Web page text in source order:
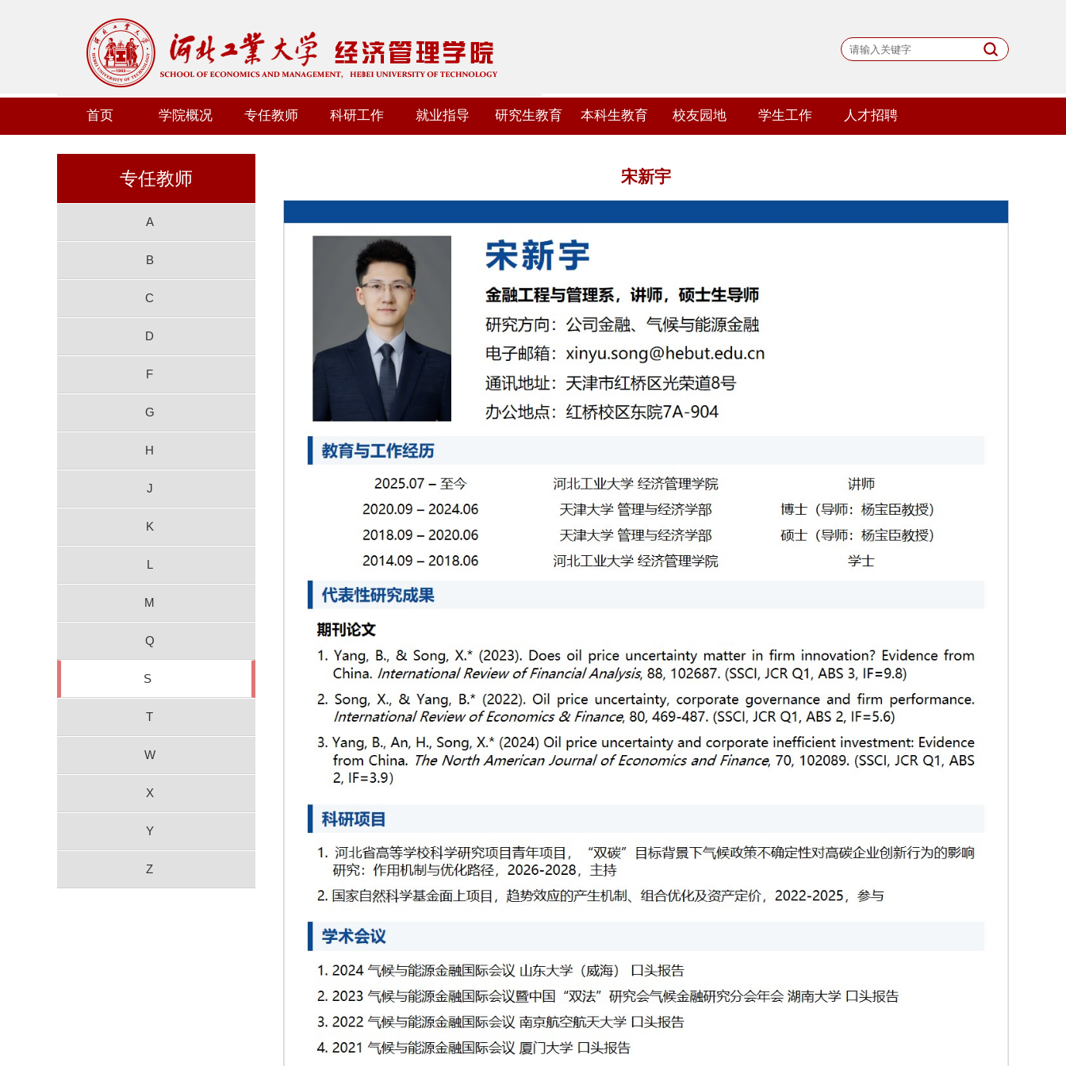
首页 学院概况 专任教师 科研工作 就业指导 研究生教育 本科生教育 校友园地 学生工作 人才招聘
专任教师
A
B
C
D
F
G
H
J
K
L
M
Q
S
T
W
X
Y
Z
宋新宇